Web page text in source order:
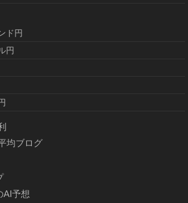
ド円
円
均ブログ
AI予想